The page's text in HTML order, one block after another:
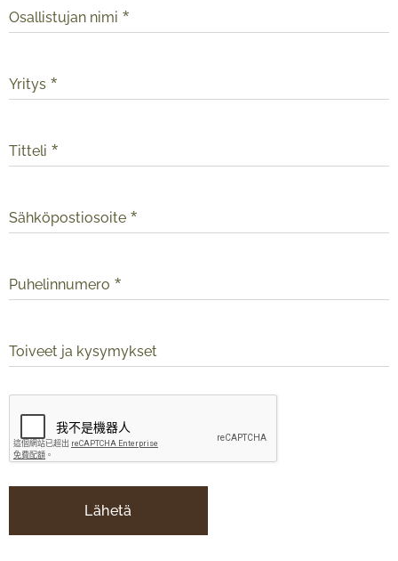
Osallistujan nimi
Yritys
Titteli
Sähköpostiosoite
Puhelinnumero
Toiveet ja kysymykset
Lähetä